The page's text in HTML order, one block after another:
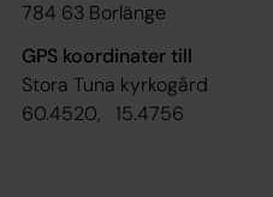
784 63 Borlänge
GPS koordinater till
Stora Tuna kyrkogård
60.4520, 15.4756